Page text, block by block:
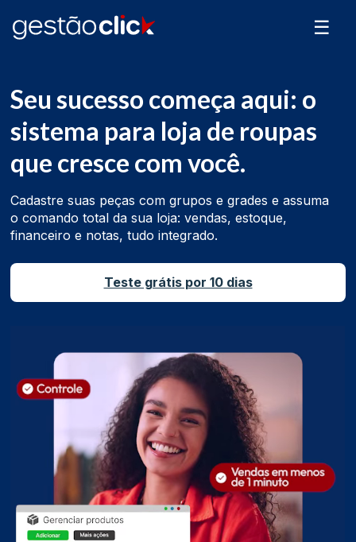
☰
Seu sucesso começa aqui: o
sistema para loja de roupas
que cresce com você.
Cadastre suas peças com grupos e grades e assuma
o comando total da sua loja: vendas, estoque,
financeiro e notas, tudo integrado.
Teste grátis por 10 dias